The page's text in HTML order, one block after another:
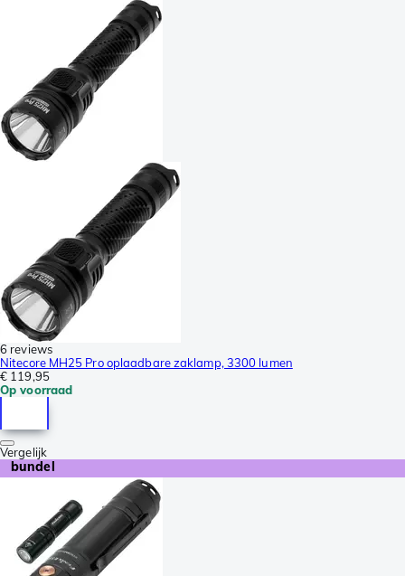
6 reviews
Nitecore MH25 Pro oplaadbare zaklamp, 3300 lumen
€ 119,95
Op voorraad
Vergelijk
bundel